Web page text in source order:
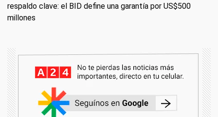
respaldo clave: el BID define una garantía por US$500
millones